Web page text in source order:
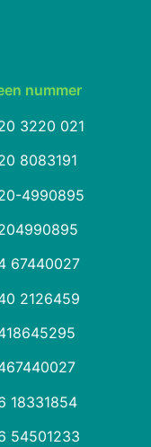
nummer
3220 021
8083191
4990895
67440027
2126459
18331854
54501233